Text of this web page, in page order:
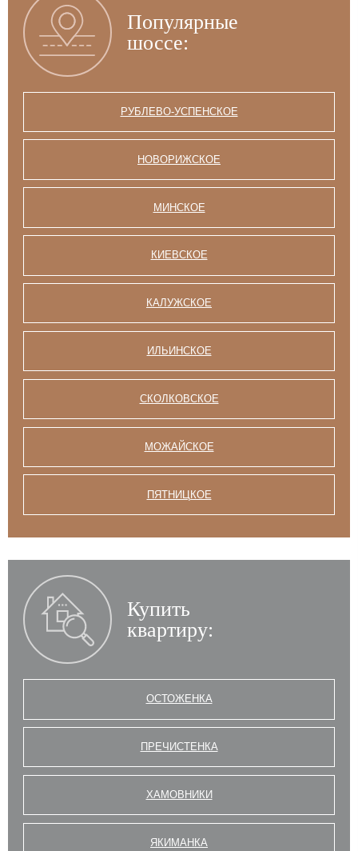
Популярные
шоссе:
РУБЛЕВО-УСПЕНСКОЕ
НОВОРИЖСКОЕ
МИНСКОЕ
КИЕВСКОЕ
КАЛУЖСКОЕ
ИЛЬИНСКОЕ
СКОЛКОВСКОЕ
МОЖАЙСКОЕ
ПЯТНИЦКОЕ
Купить
квартиру:
ОСТОЖЕНКА
ПРЕЧИСТЕНКА
ХАМОВНИКИ
ЯКИМАНКА